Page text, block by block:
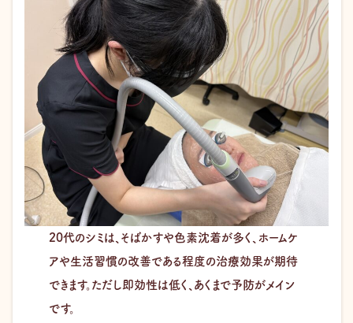
20代のシミは、そばかすや色素沈着が多く、ホームケ
アや生活習慣の改善である程度の治療効果が期待
できます。ただし即効性は低く、あくまで予防がメイン
です。